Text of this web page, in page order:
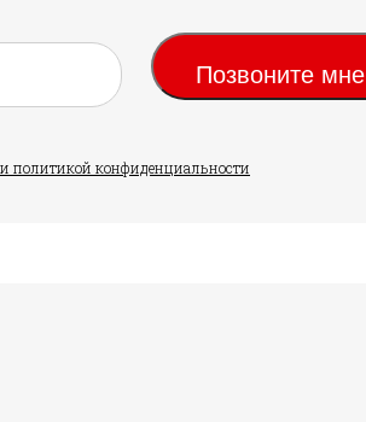
Позвоните мне
политикой конфиденциальности